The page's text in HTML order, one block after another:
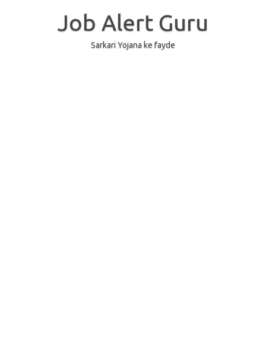
Job Alert Guru
Sarkari Yojana ke fayde